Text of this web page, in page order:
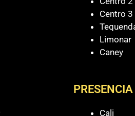
Centro 3
Limonar
Caney
Cali